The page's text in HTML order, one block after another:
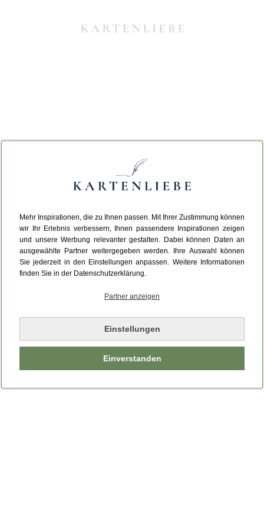
Mehr Inspirationen, die zu Ihnen passen. Mit Ihrer Zustimmung können
wir Ihr Erlebnis verbessern, Ihnen passendere Inspirationen zeigen
und unsere Werbung relevanter gestalten. Dabei können Daten an
ausgewählte Partner weitergegeben werden. Ihre Auswahl können
Sie jederzeit in den Einstellungen anpassen. Weitere Informationen
finden Sie in der Datenschutzerklärung.
Partner anzeigen
Einstellungen
Einverstanden
Da ist etwas schiefgelaufen.
Leider ist ein technischer Fehler aufgetreten.
Bitte laden Sie die Seite neu.